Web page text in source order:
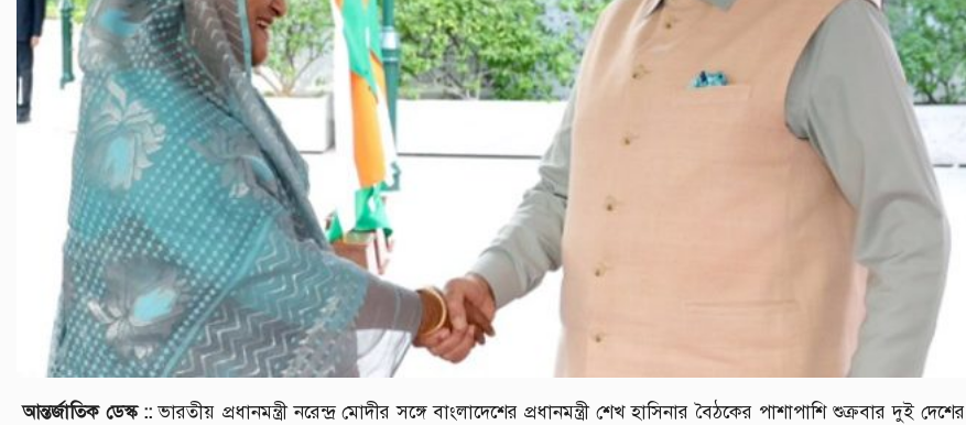
আন্তর্জাতিক ডেস্ক ::ভারতীয় প্রধানমন্ত্রী নরেন্দ্র মোদীর সঙ্গে বাংলাদেশের প্রধানমন্ত্রী শেখ হাসিনার বৈঠকের পাশাপাশি শুক্রবার দুই দেশের